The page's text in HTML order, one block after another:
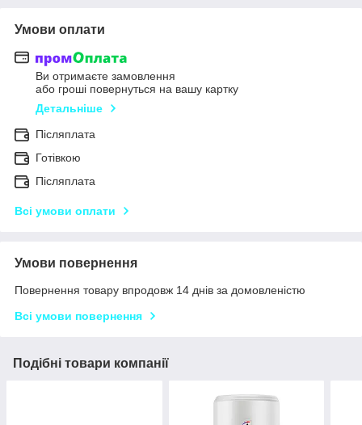
Умови оплати
Ви отримаєте замовлення
або гроші повернуться на вашу картку
Детальніше
Післяплата
Готівкою
Післяплата
Всі умови оплати
Умови повернення
Повернення товару впродовж 14 днів за домовленістю
Всі умови повернення
Подібні товари компанії